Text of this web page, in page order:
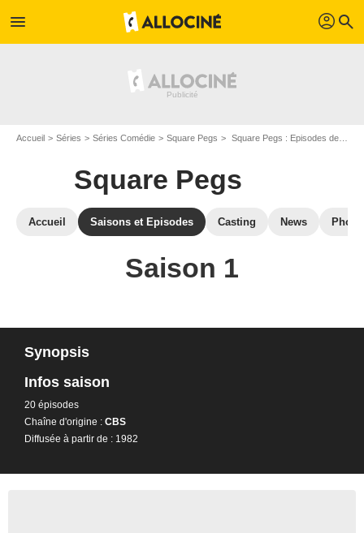
menu profil search
Accueil Séries Séries Comédie Square Pegs Square Pegs : Episodes de la saison 1
Square Pegs
Accueil Saisons et Episodes Casting News
Saison 1
Synopsis
Infos saison
20 épisodes
Chaîne d'origine : CBS
Diffusée à partir de : 1982